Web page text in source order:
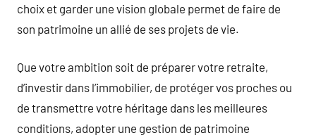
choix et garder une vision globale permet de faire de
son patrimoine un allié de ses projets de vie.
Que votre ambition soit de préparer votre retraite,
d’investir dans l’immobilier, de protéger vos proches ou
de transmettre votre héritage dans les meilleures
conditions, adopter une gestion de patrimoine